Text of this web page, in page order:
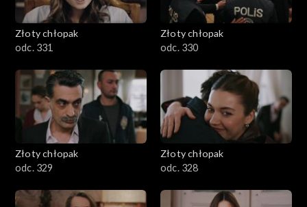
Złoty chłopak
odc. 331
Złoty chłopak
odc. 330
Złoty chłopak
odc. 329
Złoty chłopak
odc. 328